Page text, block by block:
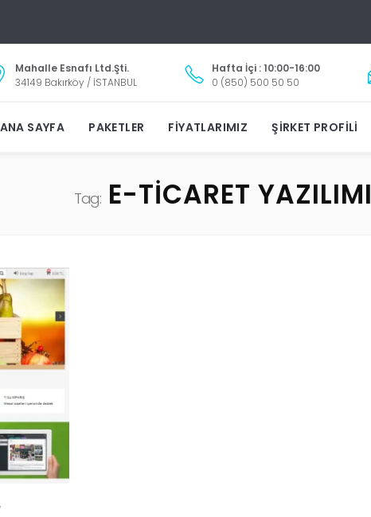
Mahalle Esnafı Ltd.Şti.
34149 Bakırköy / İSTANBUL
Hafta İçi : 10:00-16:00
0 (850) 500 50 50
ANA SAYFA PAKETLER FIYATLARIMIZ ŞIRKET PROFILI
Tag:E-TICARET YAZILIMI